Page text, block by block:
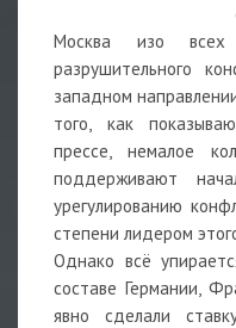
Москва изо всех
разрушительного
западном
того, как
прессе, немалое
поддерживают
урегулированию
степени лидером
Однако всё
составе Германии,
явно сделали